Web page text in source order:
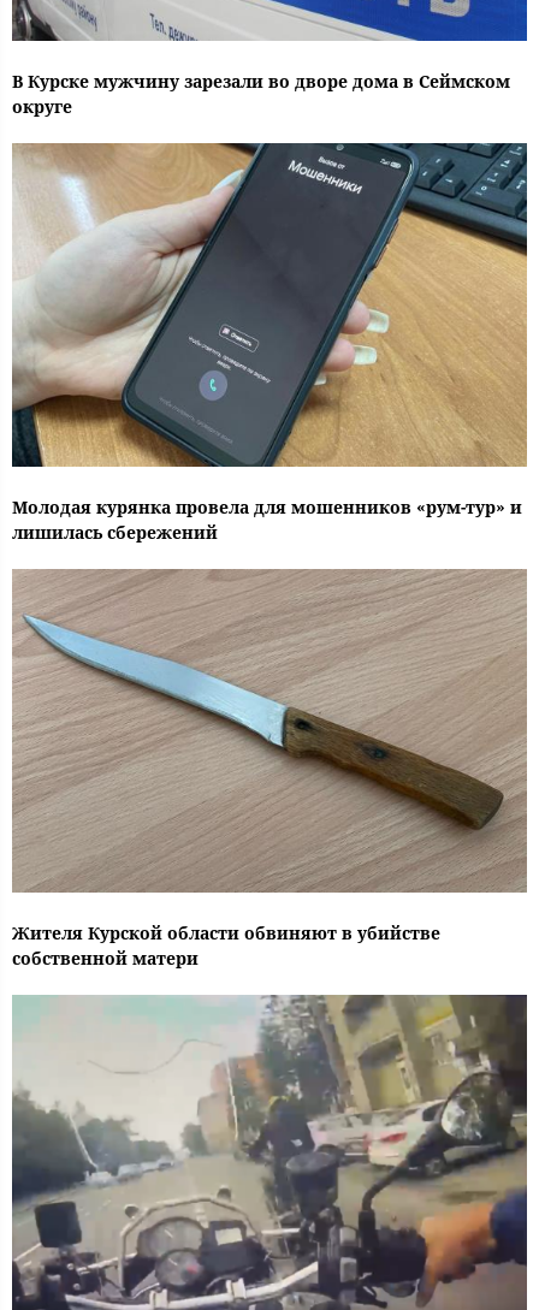
В Курске мужчину зарезали во дворе дома в Сеймском
округе
Молодая курянка провела для мошенников «рум-тур» и
лишилась сбережений
Жителя Курской области обвиняют в убийстве
собственной матери